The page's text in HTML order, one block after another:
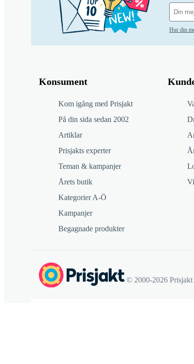
Hur din
Konsument
Kom igång med Prisjakt
På din sida sedan 2002
Artiklar
Prisjakts experter
Teman & kampanjer
Årets butik
Kategorier A-Ö
Kampanjer
Begagnade produkter
© 2000-2026